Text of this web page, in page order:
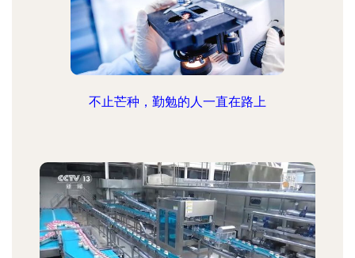
不止芒种，勤勉的人一直在路上